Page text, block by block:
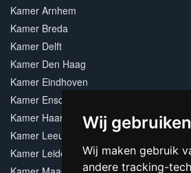
Wij
Wij maken gebruik
andere tracking-
Kamer Arnhem
Kamer Breda
Kamer Delft
Kamer Den Haag
Kamer Eindhoven
Kamer Enschede
Kamer Haarlem
Kamer Leeuwarden
Kamer Leiden